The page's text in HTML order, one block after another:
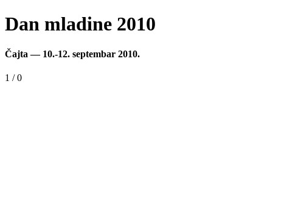
Dan mladine 2010
Čajta — 10.-12. septembar 2010.
1 / 0